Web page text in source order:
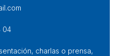
04
charlas o prensa,